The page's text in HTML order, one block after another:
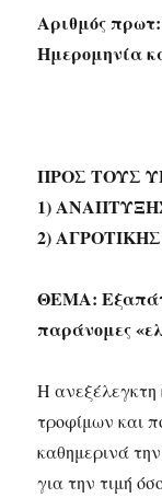
Αριθμός πρωτ:
Ημερομηνία
ΠΡΟΣ ΤΟΥΣ
1)
2)
ΘΕΜΑ:
παράνομες
Η ανεξέλεγκτη
τροφίμων και
καθημερινά
για την τιμή